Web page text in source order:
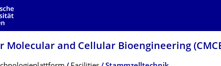
Molecular and Cellular Bioengineering